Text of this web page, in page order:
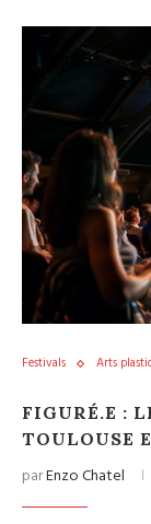
Festivals Arts
FIGURÉ.E :
TOULOUSE
parEnzo Chatel